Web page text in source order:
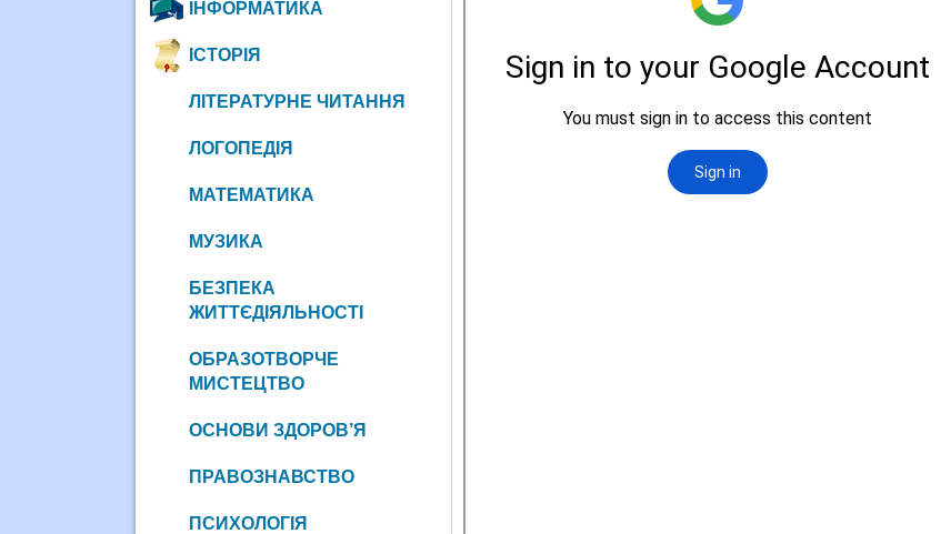
ІНФОРМАТИКА
ІСТОРІЯ
ЛІТЕРАТУРНЕ ЧИТАННЯ
ЛОГОПЕДІЯ
МАТЕМАТИКА
МУЗИКА
БЕЗПЕКА
ЖИТТЄДІЯЛЬНОСТІ
ОБРАЗОТВОРЧЕ
МИСТЕЦТВО
ОСНОВИ ЗДОРОВ’Я
ПРАВОЗНАВСТВО
ПСИХОЛОГІЯ